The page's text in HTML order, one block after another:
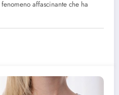
affascinante che ha